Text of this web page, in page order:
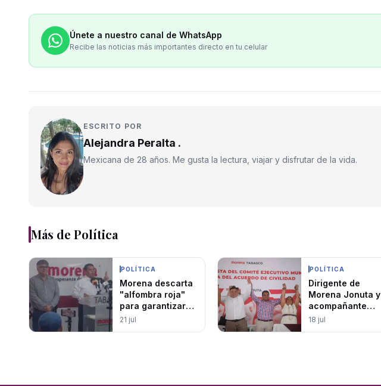
Únete a nuestro canal de WhatsApp
Recibe las noticias más importantes directo en tu celular
ESCRITO POR
Alejandra Peralta .
Mexicana de 28 años. Me gusta la lectura, viajar y disfrutar de la vida.
Más de Política
POLÍTICA
Morena descarta
"alfombra roja"
para garantizar
candidatura para
21 jul
POLÍTICA
Dirigente de
Morena Jonuta y
acompañante
habrían sido
18 jul